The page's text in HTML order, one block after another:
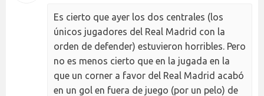
Es cierto que ayer los dos centrales (los
únicos jugadores del Real Madrid con la
orden de defender) estuvieron horribles. Pero
no es menos cierto que en la jugada en la
que un corner a favor del Real Madrid acabó
en un gol en fuera de juego (por un pelo) de